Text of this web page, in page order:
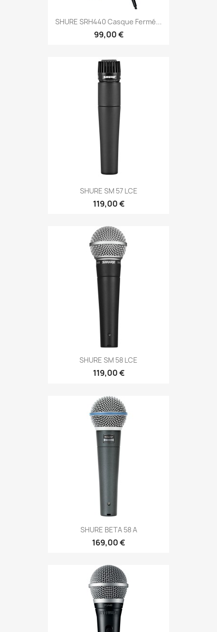
SHURE SRH440 Casque Fermé...
99,00 €
SHURE SM 57 LCE
119,00 €
SHURE SM 58 LCE
119,00 €
SHURE BETA 58 A
169,00 €